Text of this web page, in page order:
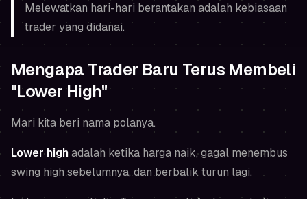
Melewatkan hari-hari berantakan adalah kebiasaan
trader yang didanai.
Mengapa Trader Baru Terus Membeli
"Lower High"
Mari kita beri nama polanya.
Lower highadalah ketika harga naik, gagal menembus
swing high sebelumnya, dan berbalik turun lagi.